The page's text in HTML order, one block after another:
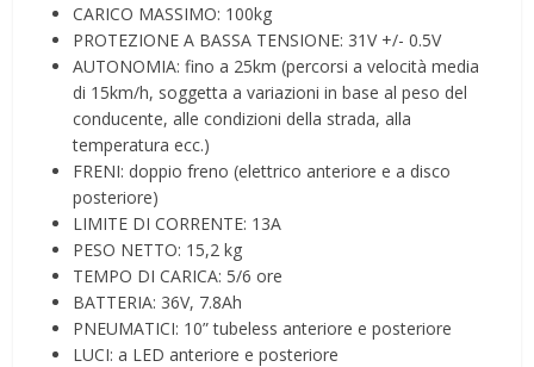
CARICO MASSIMO: 100kg
PROTEZIONE A BASSA TENSIONE: 31V +/- 0.5V
AUTONOMIA: fino a 25km (percorsi a velocità media
di 15km/h, soggetta a variazioni in base al peso del
conducente, alle condizioni della strada, alla
temperatura ecc.)
FRENI: doppio freno (elettrico anteriore e a disco
posteriore)
LIMITE DI CORRENTE: 13A
PESO NETTO: 15,2 kg
TEMPO DI CARICA: 5/6 ore
BATTERIA: 36V, 7.8Ah
PNEUMATICI: 10” tubeless anteriore e posteriore
LUCI: a LED anteriore e posteriore